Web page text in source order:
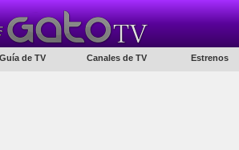
Guía de TV Canales de TV Estrenos